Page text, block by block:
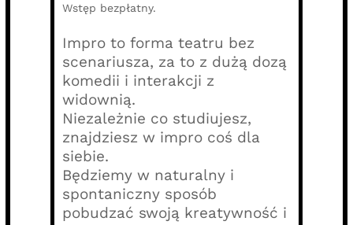
Wstęp bezpłatny.
Impro to forma teatru bez
scenariusza, za to z dużą dozą
komedii i interakcji z
widownią.
Niezależnie co studiujesz,
znajdziesz w impro coś dla
siebie.
Będziemy w naturalny i
spontaniczny sposób
pobudzać swoją kreatywność i